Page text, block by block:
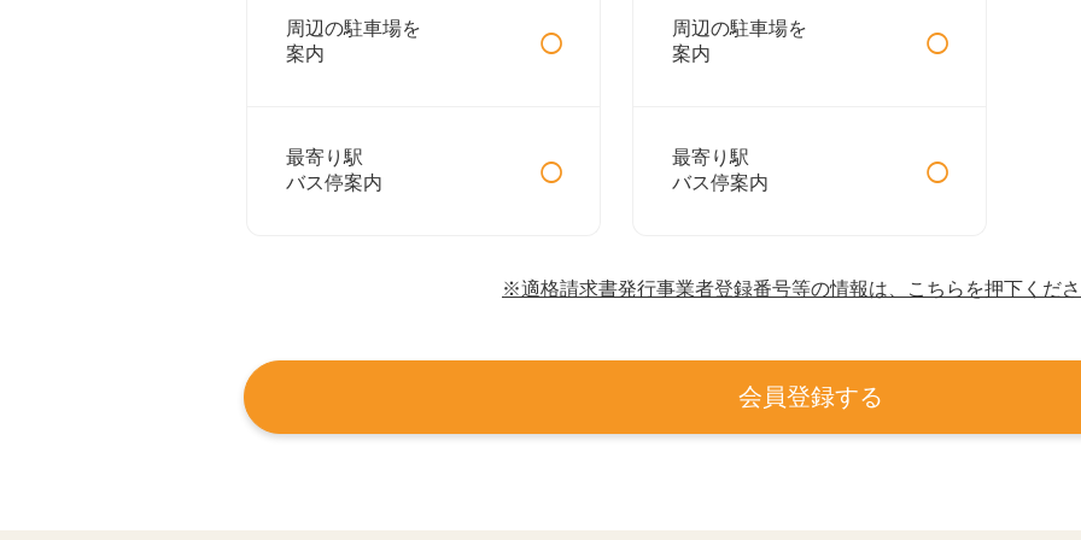
周辺の駐車場を
案内
○
最寄り駅
バス停案内
○
周辺の駐車場を
案内
○
最寄り駅
バス停案内
○
※適格請求書発行事業者登録番号等の情報は、こちらを押下くだ
会員登録する